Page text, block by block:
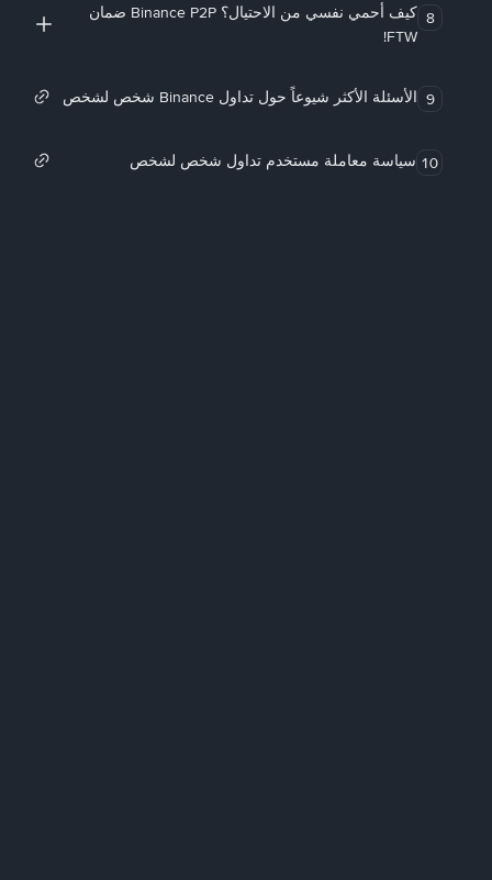
8
كيف أحمي نفسي من الاحتيال؟ Binance P2P ضمان
FTW!
9 الأسئلة الأكثر شيوعاً حول تداول Binance شخص لشخص
10 سياسة معاملة مستخدم تداول شخص لشخص